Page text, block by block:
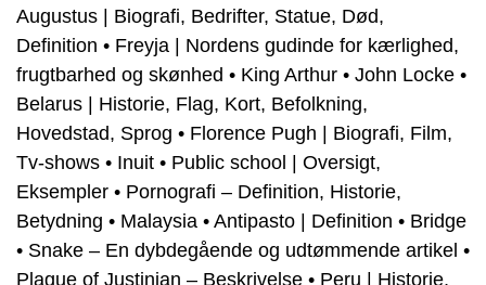
Augustus | Biografi, Bedrifter, Statue, Død,
Definition • Freyja | Nordens gudinde for kærlighed,
frugtbarhed og skønhed • King Arthur • John Locke •
Belarus | Historie, Flag, Kort, Befolkning,
Hovedstad, Sprog • Florence Pugh | Biografi, Film,
Tv-shows • Inuit • Public school | Oversigt,
Eksempler • Pornografi – Definition, Historie,
Betydning • Malaysia • Antipasto | Definition • Bridge
• Snake – En dybdegående og udtømmende artikel •
Plague of Justinian – Beskrivelse • Peru | Historie,